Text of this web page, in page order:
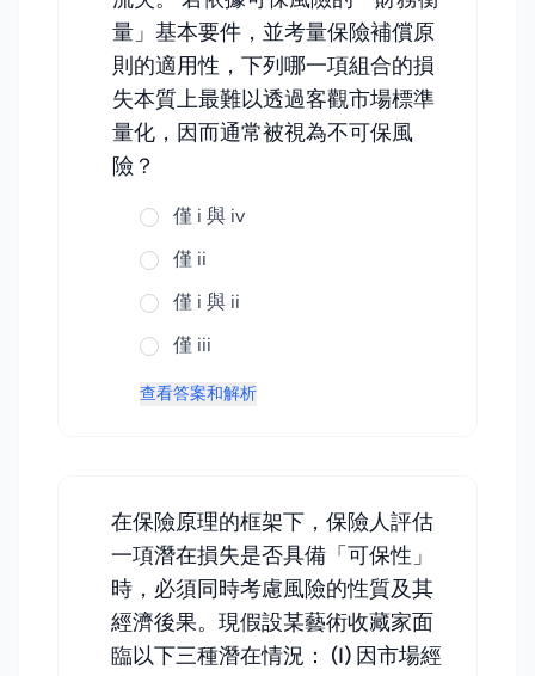
量」基本要件，並考量保險補償原
則的適用性，下列哪一項組合的損
失本質上最難以透過客觀市場標準
量化，因而通常被視為不可保風
險？
僅 i 與 iv
僅 ii
僅 i 與 ii
僅 iii
查看答案和解析
在保險原理的框架下，保險人評估
一項潛在損失是否具備「可保性」
時，必須同時考慮風險的性質及其
經濟後果。現假設某藝術收藏家面
臨以下三種潛在情況： (I) 因市場經